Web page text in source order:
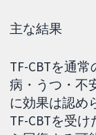
主な結果
TF-CBTを通
病・うつ・不
に効果は認め
TF-CBTを受け